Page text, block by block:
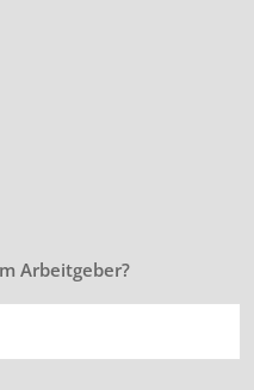
Arbeitgeber?